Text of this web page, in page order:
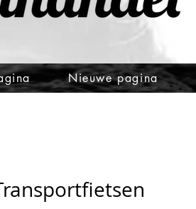
Nieuwe pagina